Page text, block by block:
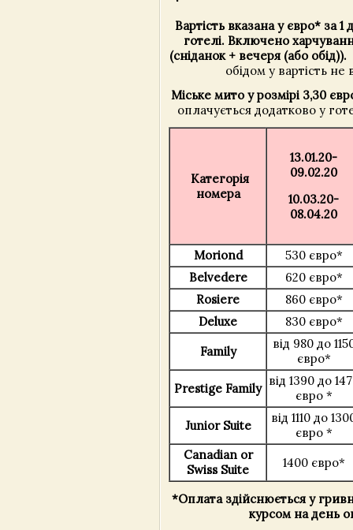
Вартість вказана у євро* за
готелі. Включено
(сніданок + вечеря (або обід)).
обідом у вартість
Міське мито у розмірі 3,30
оплачується додатково у
Категорія
номера
13.01.20-
09.02.20
10.03.20-
08.04.20
Moriond
530 євро*
Belvedere
620 євро*
Rosiere
860 євро*
Deluxe
830 євро*
Family
від 980 до
євро*
Prestige Family
від 1390 до
євро *
Junior Suite
від 1110 до
євро *
Canadian or
Swiss Suite
1400 євро*
*Оплата здійснюється у
курсом на день